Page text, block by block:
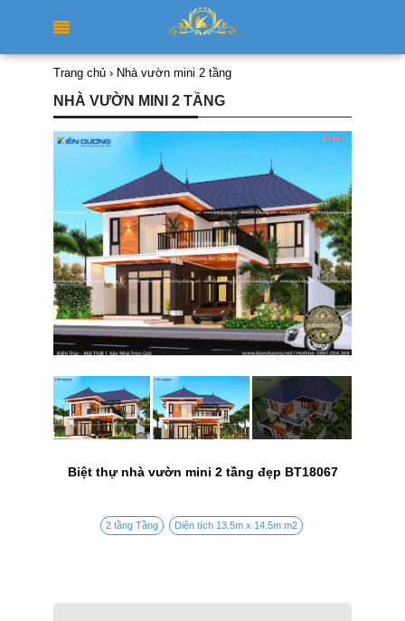
Trang chủ › Nhà vườn mini 2 tầng
NHÀ VƯỜN MINI 2 TẦNG
Biệt thự nhà vườn mini 2 tầng đẹp BT18067
2 tầng Tầng Diện tích 13.5m x 14.5m m2